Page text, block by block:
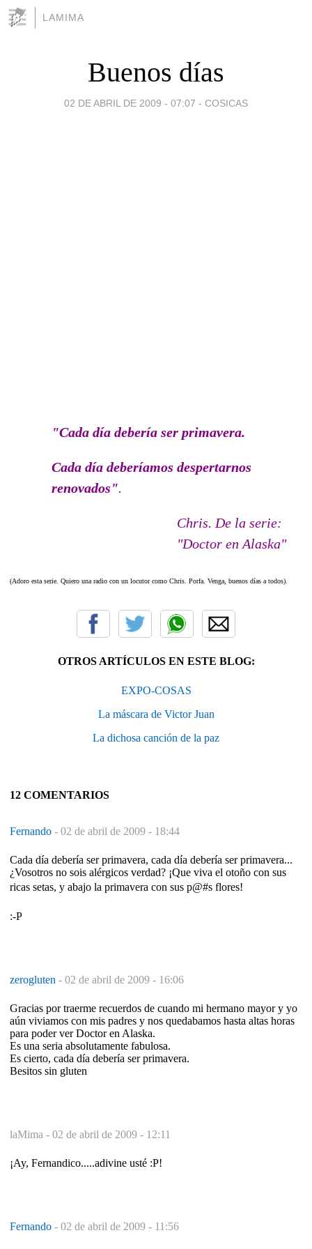
LAMIMA
Buenos días
02 DE ABRIL DE 2009 - 07:07 - COSICAS
"Cada día debería ser primavera.
Cada día deberíamos despertarnos
renovados".
Chris. De la serie:
"Doctor en Alaska"
(Adoro esta serie. Quiero una radio con un locutor como Chris. Porfa. Venga, buenos días a todos).
OTROS ARTÍCULOS EN ESTE BLOG:
EXPO-COSAS
La máscara de Victor Juan
La dichosa canción de la paz
12 COMENTARIOS
Fernando - 02 de abril de 2009 - 18:44
Cada día debería ser primavera, cada día debería ser primavera...
¿Vosotros no sois alérgicos verdad? ¡Que viva el otoño con sus
ricas setas, y abajo la primavera con sus p@#s flores!
:-P
zerogluten - 02 de abril de 2009 - 16:06
Gracias por traerme recuerdos de cuando mi hermano mayor y yo
aún viviamos con mis padres y nos quedabamos hasta altas horas
para poder ver Doctor en Alaska.
Es una seria absolutamente fabulosa.
Es cierto, cada día debería ser primavera.
Besitos sin gluten
laMima - 02 de abril de 2009 - 12:11
¡Ay, Fernandico.....adivine usté :P!
Fernando - 02 de abril de 2009 - 11:56